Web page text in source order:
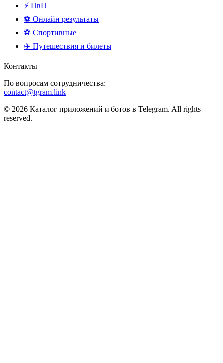
⚡ ПвП
⚽ Онлайн результаты
⚽ Спортивные
✈️ Путешествия и билеты
Контакты
По вопросам сотрудничества:
contact@tgram.link
© 2026 Каталог приложений и ботов в Telegram. All rights
reserved.